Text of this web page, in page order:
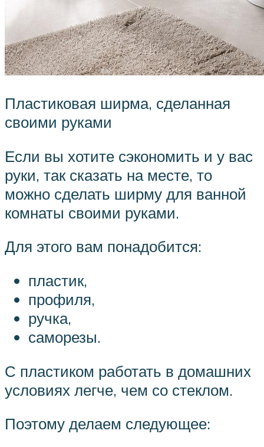
Пластиковая ширма, сделанная
своими руками
Если вы хотите сэкономить и у вас
руки, так сказать на месте, то
можно сделать ширму для ванной
комнаты своими руками.
Для этого вам понадобится:
пластик,
профиля,
ручка,
саморезы.
С пластиком работать в домашних
условиях легче, чем со стеклом.
Поэтому делаем следующее: